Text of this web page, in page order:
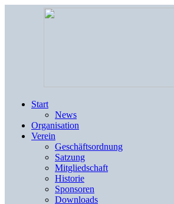
Start
News
Organisation
Verein
Geschäftsordnung
Satzung
Mitgliedschaft
Historie
Sponsoren
Downloads